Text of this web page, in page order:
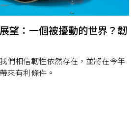
望：一個被擾動的世界？韌
們相信韌性依然存在，並將在今年
來有利條件。